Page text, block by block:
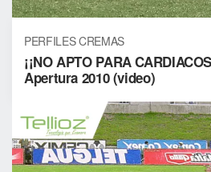
PERFILES CREMAS
¡¡NO APTO PARA
Apertura 2010 (video)